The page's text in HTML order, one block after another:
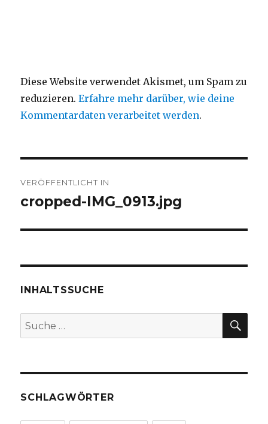
Diese Website verwendet Akismet, um Spam zu
reduzieren.Erfahre mehr darüber, wie deine
Kommentardaten verarbeitet werden.
VERÖFFENTLICHT IN
cropped-IMG_0913.jpg
INHALTSSUCHE
Suche
nach:
SCHLAGWÖRTER